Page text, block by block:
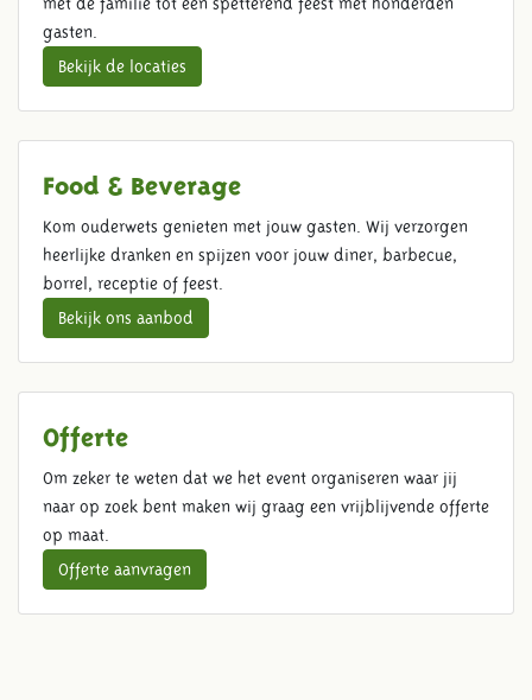
gasten.
Bekijk de locaties
Food & Beverage
Kom ouderwets genieten met jouw gasten. Wij verzorgen
heerlijke dranken en spijzen voor jouw diner, barbecue,
borrel, receptie of feest.
Bekijk ons aanbod
Offerte
Om zeker te weten dat we het event organiseren waar jij
naar op zoek bent maken wij graag een vrijblijvende offerte
op maat.
Offerte aanvragen